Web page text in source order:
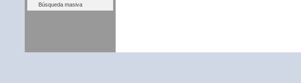
Búsqueda masiva